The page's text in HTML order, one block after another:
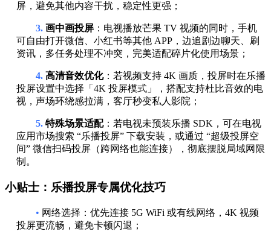
屏，避免其他内容干扰，稳定性更强；
3. 画中画投屏 ：电视播放芒果 TV 视频的同时，手机
可自由打开微信、小红书等其他 APP，边追剧边聊天、刷
资讯，多任务处理不冲突，完美适配碎片化使用场景；
4. 高清音效优化：若视频支持 4K 画质，投屏时在乐播
投屏设置中选择「4K 投屏模式」，搭配支持杜比音效的电
视，声场环绕感拉满，客厅秒变私人影院；
5. 特殊场景适配：若电视未预装乐播 SDK，可在电视
应用市场搜索 “乐播投屏” 下载安装，或通过 “超级投屏空
间” 微信扫码投屏（跨网络也能连接），彻底摆脱局域网限
制。
小贴士：乐播投屏专属优化技巧
• 网络选择：优先连接 5G WiFi 或有线网络，4K 视频
投屏更流畅，避免卡顿闪退；